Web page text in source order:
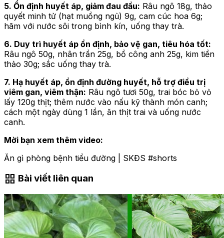
5. Ổn định huyết áp, giảm đau đầu: Râu ngô 18g, thảo
quyết minh tử (hạt muồng ngủ) 9g, cam cúc hoa 6g;
hãm với nước sôi trong bình kín, uống thay trà.
6. Duy trì huyết áp ổn định, bảo vệ gan, tiêu hóa tốt:
Râu ngô 50g, nhân trần 25g, bồ công anh 25g, kim tiền
thảo 30g; sắc uống thay trà.
7. Hạ huyết áp, ổn định đường huyết, hỗ trợ điều trị
viêm gan, viêm thận: Râu ngô tươi 50g, trai bóc bỏ vỏ
lấy 120g thịt; thêm nước vào nấu kỹ thành món canh;
cách một ngày dùng 1 lần, ăn thịt trai và uống nước
canh.
Mời bạn xem thêm video:
Ăn gì phòng bệnh tiểu đường | SKĐS #shorts
grid_view Bài viết liên quan